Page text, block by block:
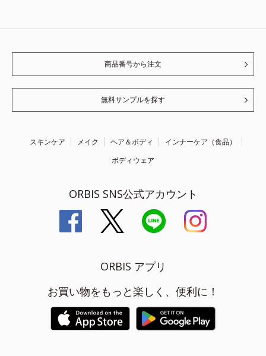
商品番号から注文
無料サンプルを探す
スキンケア メイク ヘア＆ボディ
インナーケア（食品）
ボディウェア
ORBIS SNS公式アカウント
ORBIS アプリ
お買い物をもっと楽しく、便利に！